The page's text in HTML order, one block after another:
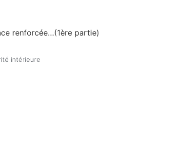
renforcée…(1ère partie)
intérieure